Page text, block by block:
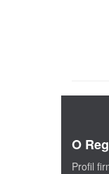
O
Profil